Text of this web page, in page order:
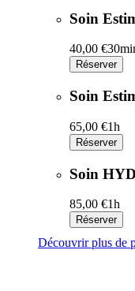
Soin
40,00 €
Réserver
Soin
65,00 €1h
Réserver
Soin
85,00 €1h
Réserver
Découvrir plus de